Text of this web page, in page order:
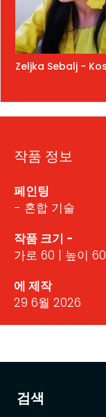
검색
Zeljka Sebalj -
작품 정보
페인팅
- 혼합 기술
작품 크기 -
가로 60 | 높이
에 제작
29 6월 2026